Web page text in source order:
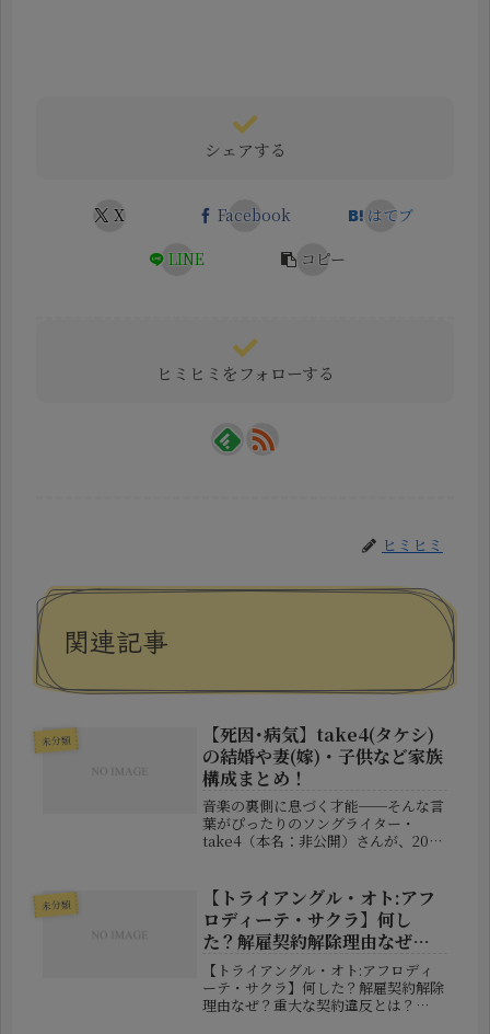
シェアする
X Facebook
はてブ
LINE
コピー
ヒミヒミをフォローする
ヒミヒミ
関連記事
未分類
【死因･病気】take4(タケシ)
の結婚や妻(嫁)・子供など家族
構成まとめ！
音楽の裏側に息づく才能──そんな言
葉がぴったりのソングライター・
take4（本名：非公開）さんが、2024
り発表されました。41歳という若さで
この世を去った彼の突然...
未分類
【トライアングル・オト:アフ
ロディーテ・サクラ】何し
た？解雇契約解除理由なぜ？
重大な契約違反とは？
【トライアングル・オト:アフロディ
ーテ・サクラ】何した？解雇契約解除
理由なぜ？重大な契約違反とは？